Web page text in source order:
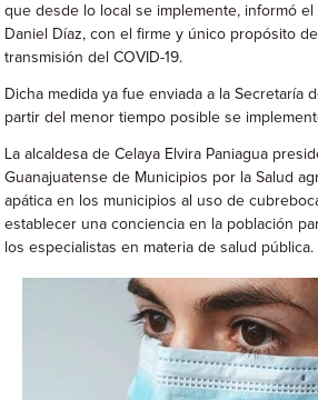
que desde lo local se implemente, informó el
Daniel Díaz, con el firme y único propósito
transmisión del COVID-19.
Dicha medida ya fue enviada a la Secretaría
partir del menor tiempo posible se
La alcaldesa de Celaya Elvira Paniagua
Guanajuatense de Municipios por la Salud
apática en los municipios al uso de
establecer una conciencia en la población
los especialistas en materia de salud pública.